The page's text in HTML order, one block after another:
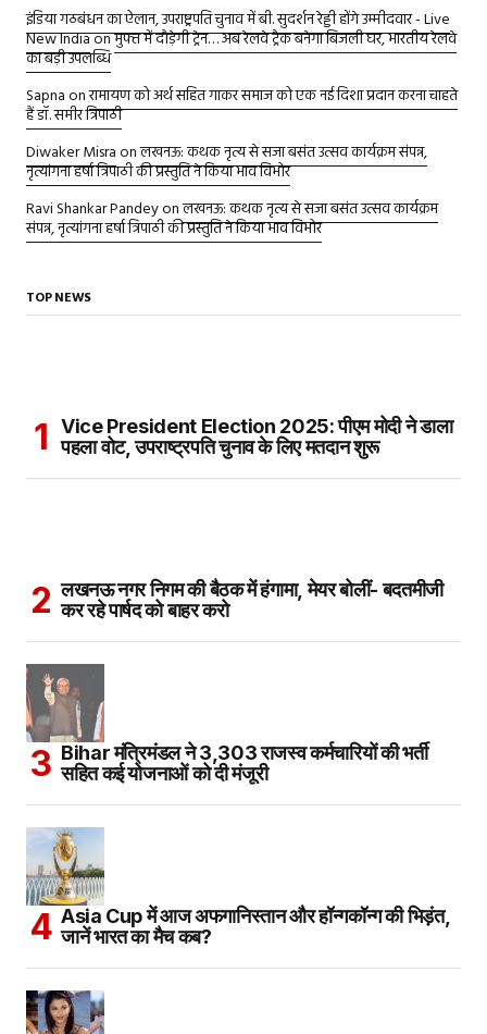
इंडिया गठबंधन का ऐलान, उपराष्ट्रपति चुनाव में बी. सुदर्शन रेड्डी होंगे उम्मीदवार - Live
New Indiaonमुफ्त में दौड़ेगी ट्रेन… अब रेलवे ट्रैक बनेगा बिजली घर, भारतीय रेलवे
का बड़ी उपलब्धि
Sapnaonरामायण को अर्थ सहित गाकर समाज को एक नई दिशा प्रदान करना चाहते
हैं डॉ. समीर त्रिपाठी
Diwaker Misraonलखनऊ: कथक नृत्य से सजा बसंत उत्सव कार्यक्रम संपन्न,
नृत्यांगना हर्षा त्रिपाठी की प्रस्तुति ने किया भाव विभोर
Ravi Shankar Pandeyonलखनऊ: कथक नृत्य से सजा बसंत उत्सव कार्यक्रम
संपन्न, नृत्यांगना हर्षा त्रिपाठी की प्रस्तुति ने किया भाव विभोर
TOP NEWS
Vice President Election 2025: पीएम मोदी ने डाला
पहला वोट, उपराष्ट्रपति चुनाव के लिए मतदान शुरू
लखनऊ नगर निगम की बैठक में हंगामा, मेयर बोलीं- बदतमीजी
कर रहे पार्षद को बाहर करो
Bihar मंत्रिमंडल ने 3,303 राजस्व कर्मचारियों की भर्ती
सहित कई योजनाओं को दी मंजूरी
Asia Cup में आज अफगानिस्तान और हॉन्गकॉन्ग की भिड़ंत,
जानें भारत का मैच कब?